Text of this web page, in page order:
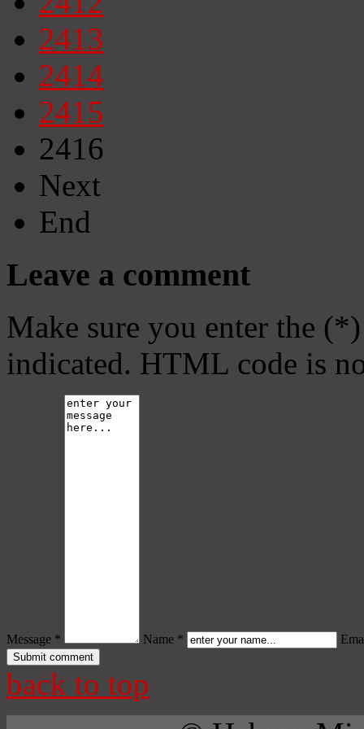
2413
2414
2415
2416
Next
End
Leave a comment
Make sure you enter the
indicated. HTML code is
Message * Name *
back to top